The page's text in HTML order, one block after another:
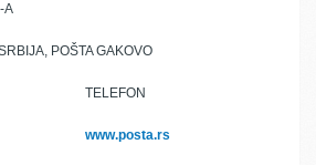
A
POŠTA GAKOVO
TELEFON
www.posta.rs